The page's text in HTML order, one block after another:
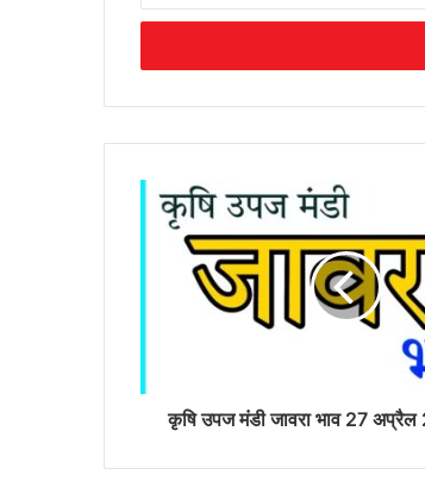
Email
कृषि उपज मंडी जावरा भाव 27 अप्रैल